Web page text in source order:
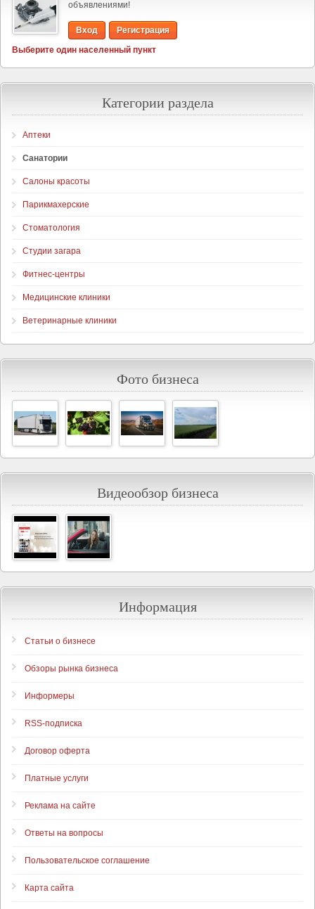
объявлениями!
Вход
Регистрация
Выберите один населенный пункт
Категории раздела
Аптеки
Санатории
Салоны красоты
Парикмахерские
Стоматология
Студии загара
Фитнес-центры
Медицинские клиники
Ветеринарные клиники
Фото бизнеса
Видеообзор бизнеса
Информация
Статьи о бизнесе
Обзоры рынка бизнеса
Информеры
RSS-подписка
Договор оферта
Платные услуги
Реклама на сайте
Ответы на вопросы
Пользовательское соглашение
Карта сайта